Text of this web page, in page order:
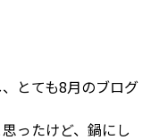
とても8月のブログ
ったけど、鍋にし